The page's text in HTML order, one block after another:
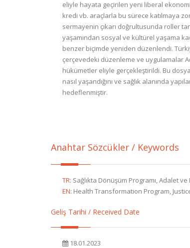
eliyle hayata geçirilen yeni liberal
kredi vb. araçlarla bu sürece katılmaya
sermayenin çıkarı doğrultusunda roller
yaşamından sosyal ve kültürel yaşama
benzer biçimde yeniden düzenlendi.
çerçevedeki düzenleme ve uygulamalar
hükümetler eliyle gerçekleştirildi. Bu
nasıl yaşandığını ve sağlık alanında
hedeflenmiştir.
Anahtar Sözcükler / Keywords
TR: Sağlıkta Dönüşüm Programı, Adalet
EN: Health Transformation Program,
Geliş Tarihi / Received Date
18.01.2023